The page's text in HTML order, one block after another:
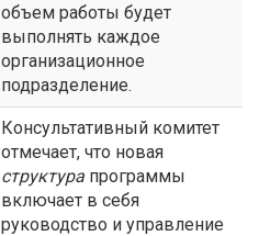
объем работы будет
выполнять каждое
организационное
подразделение.
Консультативный комитет
отмечает, что новая
структура программы
включает в себя
руководство и управление